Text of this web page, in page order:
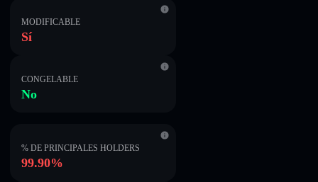
MODIFICABLE
Sí
CONGELABLE
No
% DE PRINCIPALES HOLDERS
99.90%